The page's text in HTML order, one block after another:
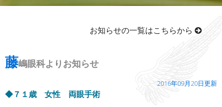
お知らせの一覧はこちらから
藤嶋眼科よりお知らせ
2016年09月20日更新
◆７１歳 女性 両眼手術